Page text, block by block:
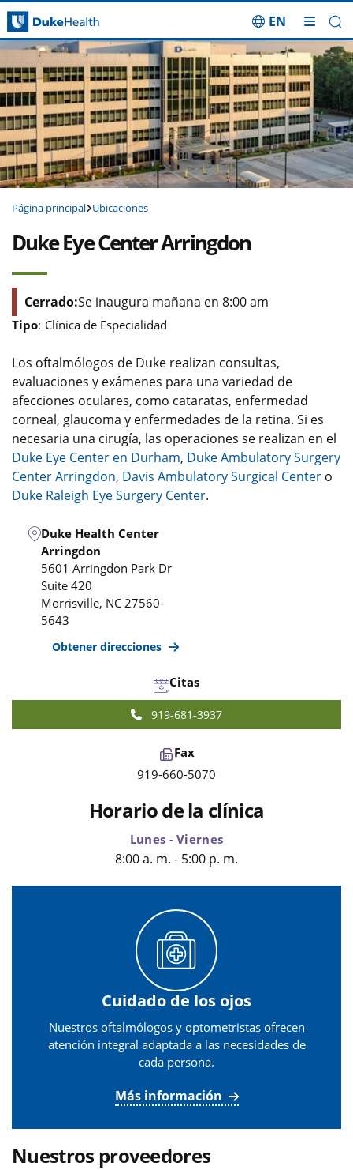
Saltar navegación
EN
Página principal Ubicaciones
Duke Eye Center Arringdon
Cerrado:Se inaugura mañana en 8:00 am
Tipo: Clínica de Especialidad
Los oftalmólogos de Duke realizan consultas,
evaluaciones y exámenes para una variedad de
afecciones oculares, como cataratas, enfermedad
corneal, glaucoma y enfermedades de la retina. Si es
necesaria una cirugía, las operaciones se realizan en el
Duke Eye Center en Durham, Duke Ambulatory Surgery
Center Arringdon, Davis Ambulatory Surgical Center o
Duke Raleigh Eye Surgery Center.
Duke Health Center
Arringdon
5601 Arringdon Park Dr
Suite 420
Morrisville, NC 27560-
5643
Obtener direcciones
Citas
919-681-3937
Fax
919-660-5070
Horario de la clínica
Lunes - Viernes
8:00 a. m. - 5:00 p. m.
Cuidado de los ojos
Nuestros oftalmólogos y optometristas ofrecen
atención integral adaptada a las necesidades de
cada persona.
Más información
Nuestros proveedores